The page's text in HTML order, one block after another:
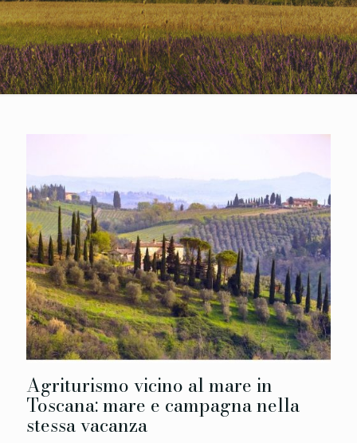
Agriturismo vicino al mare in
Toscana: mare e campagna nella
stessa vacanza